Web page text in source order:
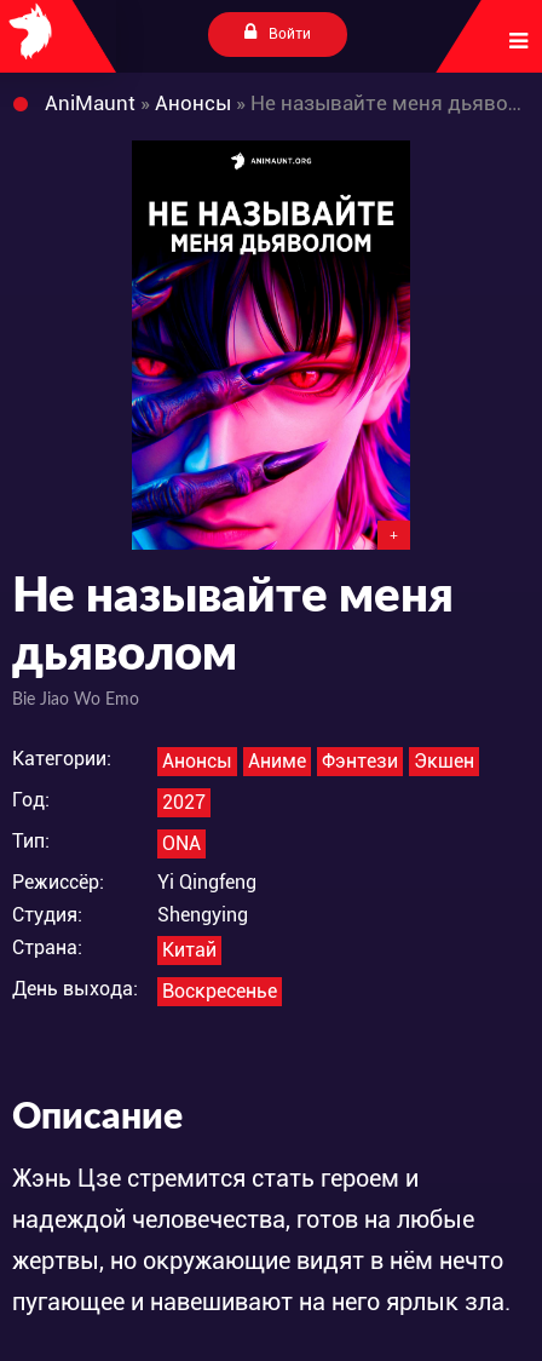
Войти
AniMaunt » Анонсы » Не называйте меня дьяволом
+
Не называйте меня
дьяволом
Bie Jiao Wo Emo
Категории: Анонсы Аниме Фэнтези
Экшен
Год:
2027
Тип:
ONA
Режиссёр:
Yi Qingfeng
Студия:
Shengying
Страна:
Китай
День выхода:
Воскресенье
Описание
Жэнь Цзе стремится стать героем и
надеждой человечества, готов на любые
жертвы, но окружающие видят в нём нечто
пугающее и навешивают на него ярлык зла.